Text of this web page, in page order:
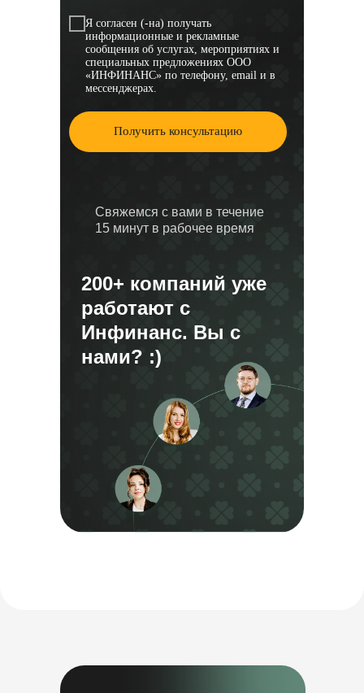
200+ компаний уже
работают с
Инфинанс. Вы с
нами? :)
Свяжемся с вами в течение
15 минут в рабочее время
Я согласен (-на) получать
информационные и рекламные
сообщения об услугах, мероприятиях и
специальных предложениях ООО
«ИНФИНАНС» по телефону, email и в
мессенджерах.
Получить консультацию